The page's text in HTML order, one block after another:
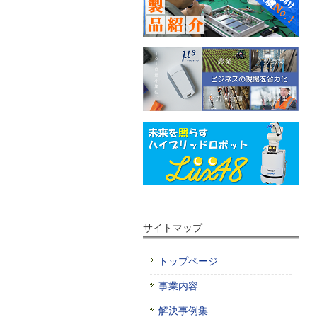
サイトマップ
トップページ
事業内容
解決事例集